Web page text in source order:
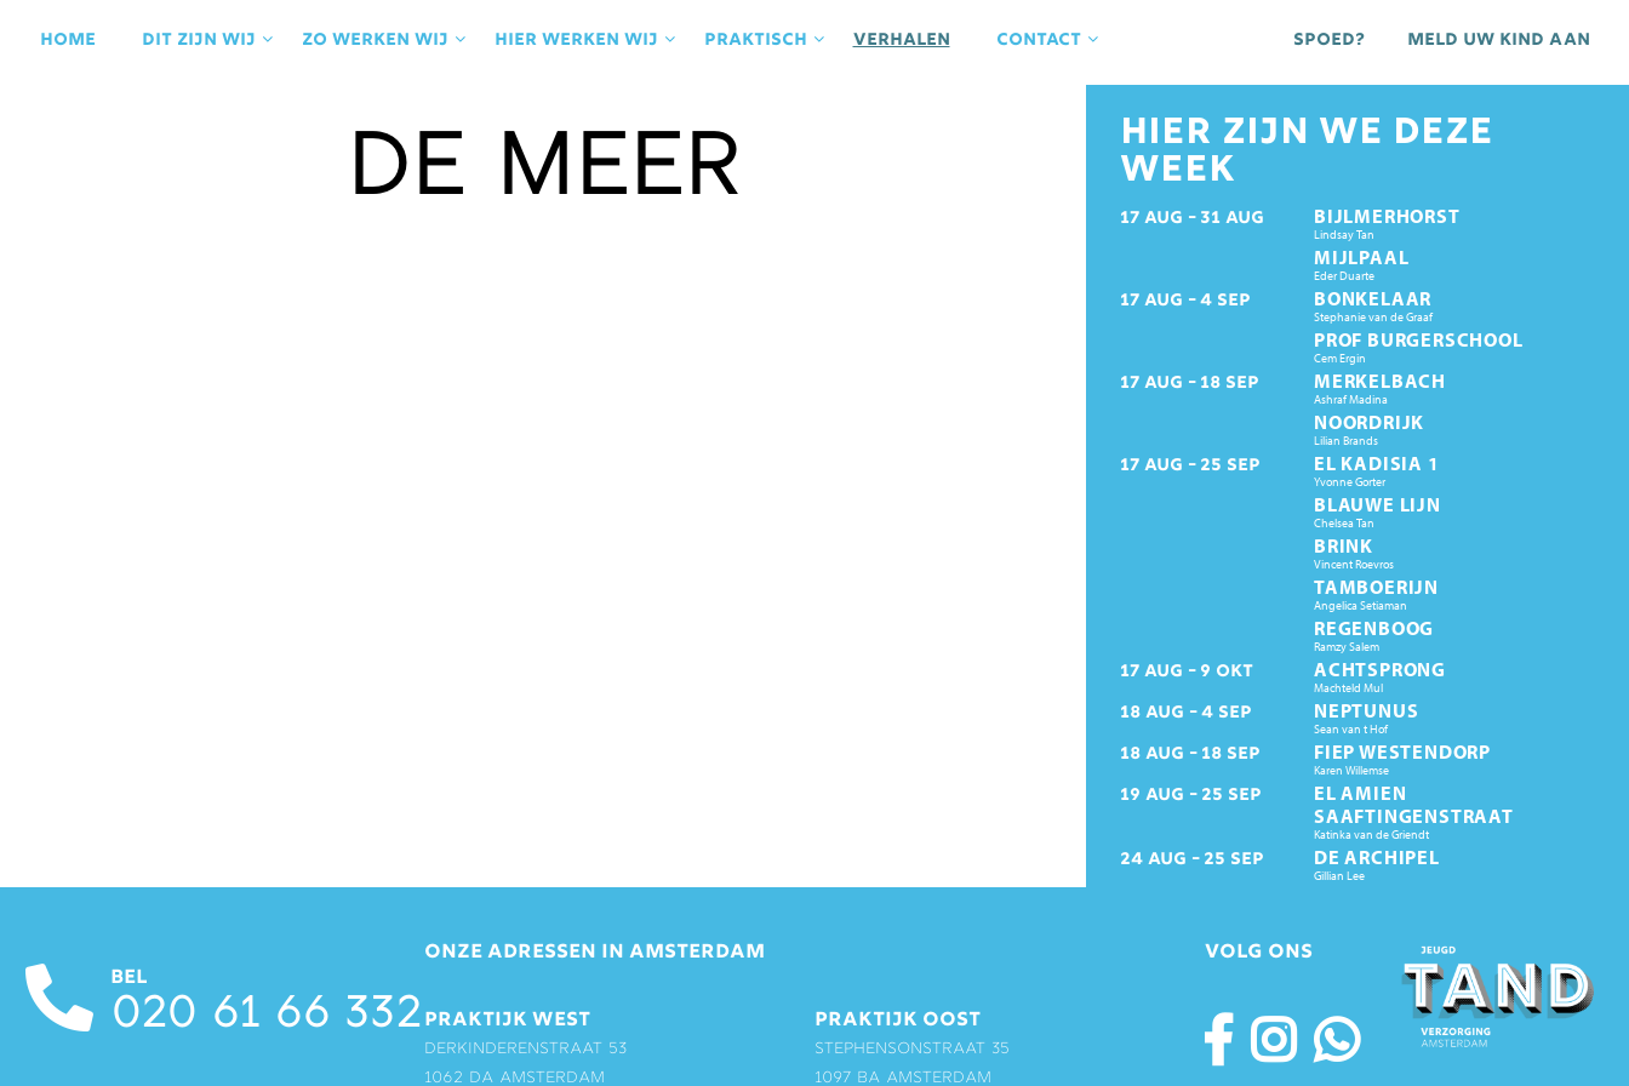
Home Dit zijn wij Zo werken wij Hier werken wij praktisch Verhalen contact Meld uw kind aan
Spoed?
De Meer HIER ZIJN WE DEZE
WEEK
17 AUG 31 AUG BIJLMERHORST
Lindsay Tan
MIJLPAAL
Eder Duarte
17 AUG 4 SEP BONKELAAR
Stephanie van de Graaf
PROF BURGERSCHOOL
Cem Ergin
17 AUG 18 SEP MERKELBACH
Ashraf Madina
NOORDRIJK
Lilian Brands
17 AUG 25 SEP EL KADISIA 1
Yvonne Gorter
BLAUWE LIJN
Chelsea Tan
BRINK
Vincent Roevros
TAMBOERIJN
Angelica Setiaman
REGENBOOG
Ramzy Salem
17 AUG 9 OKT ACHTSPRONG
Machteld Mul
18 AUG 4 SEP NEPTUNUS
Sean van t Hof
18 AUG 18 SEP FIEP WESTENDORP
Karen Willemse
19 AUG 25 SEP
EL AMIEN
SAAFTINGENSTRAAT
Katinka van de Griendt
24 AUG 25 SEP DE ARCHIPEL
Gillian Lee
BEL
020 61 66 332
ONZE ADRESSEN IN AMSTERDAM
PRAKTIJK WEST
Derkinderenstraat 53
1062 DA Amsterdam
PRAKTIJK OOST
Stephensonstraat 35
1097 BA Amsterdam
VOLG ONS